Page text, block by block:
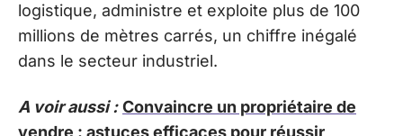
logistique, administre et exploite plus de 100
millions de mètres carrés, un chiffre inégalé
dans le secteur industriel.
A voir aussi : Convaincre un propriétaire de
vendre : astuces efficaces pour réussir